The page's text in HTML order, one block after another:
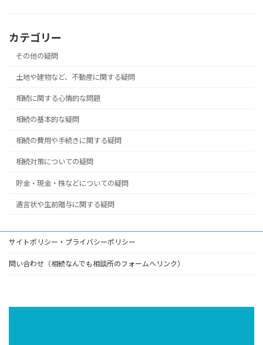
カテゴリー
その他の疑問
土地や建物など、不動産に関する疑問
相続に関する心情的な問題
相続の基本的な疑問
相続の費用や手続きに関する疑問
相続対策についての疑問
貯金・現金・株などについての疑問
遺言状や生前贈与に関する疑問
サイトポリシー・プライバシーポリシー
問い合わせ（相続なんでも相談所のフォームへリンク）